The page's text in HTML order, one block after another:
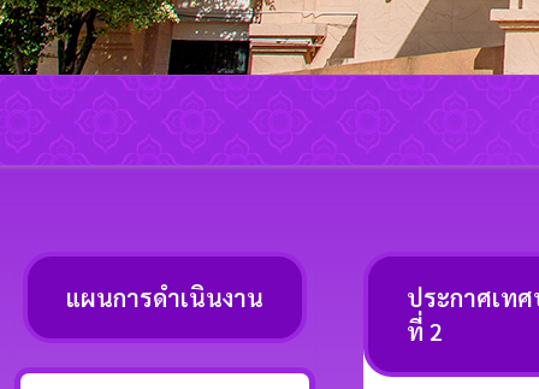
แผนการดำเนินงาน
ประกาศเท
ที่ 2